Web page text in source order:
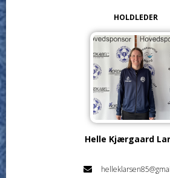
HOLDLEDER
Helle Kjærgaard